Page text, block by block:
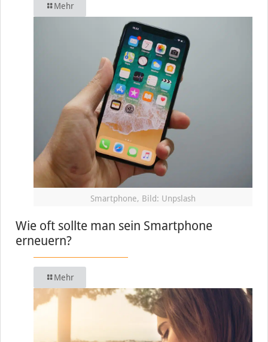
Mehr
Smartphone, Bild: Unpslash
Wie oft sollte man sein Smartphone
erneuern?
Mehr